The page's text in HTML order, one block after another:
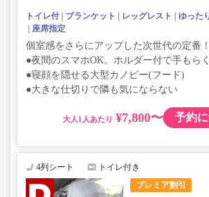
トイレ付 ブランケット レッグレスト ゆった
座席指定
個室感をさらにアップした次世代の定番！
●夜間のスマホOK。ホルダー付で手もら
●寝顔を隠せる大型カノピー(フード)
●大きな仕切りで隣も気にならない
大人 ¥7,800〜 予約
プレミア割引
4列シート トイレ付き